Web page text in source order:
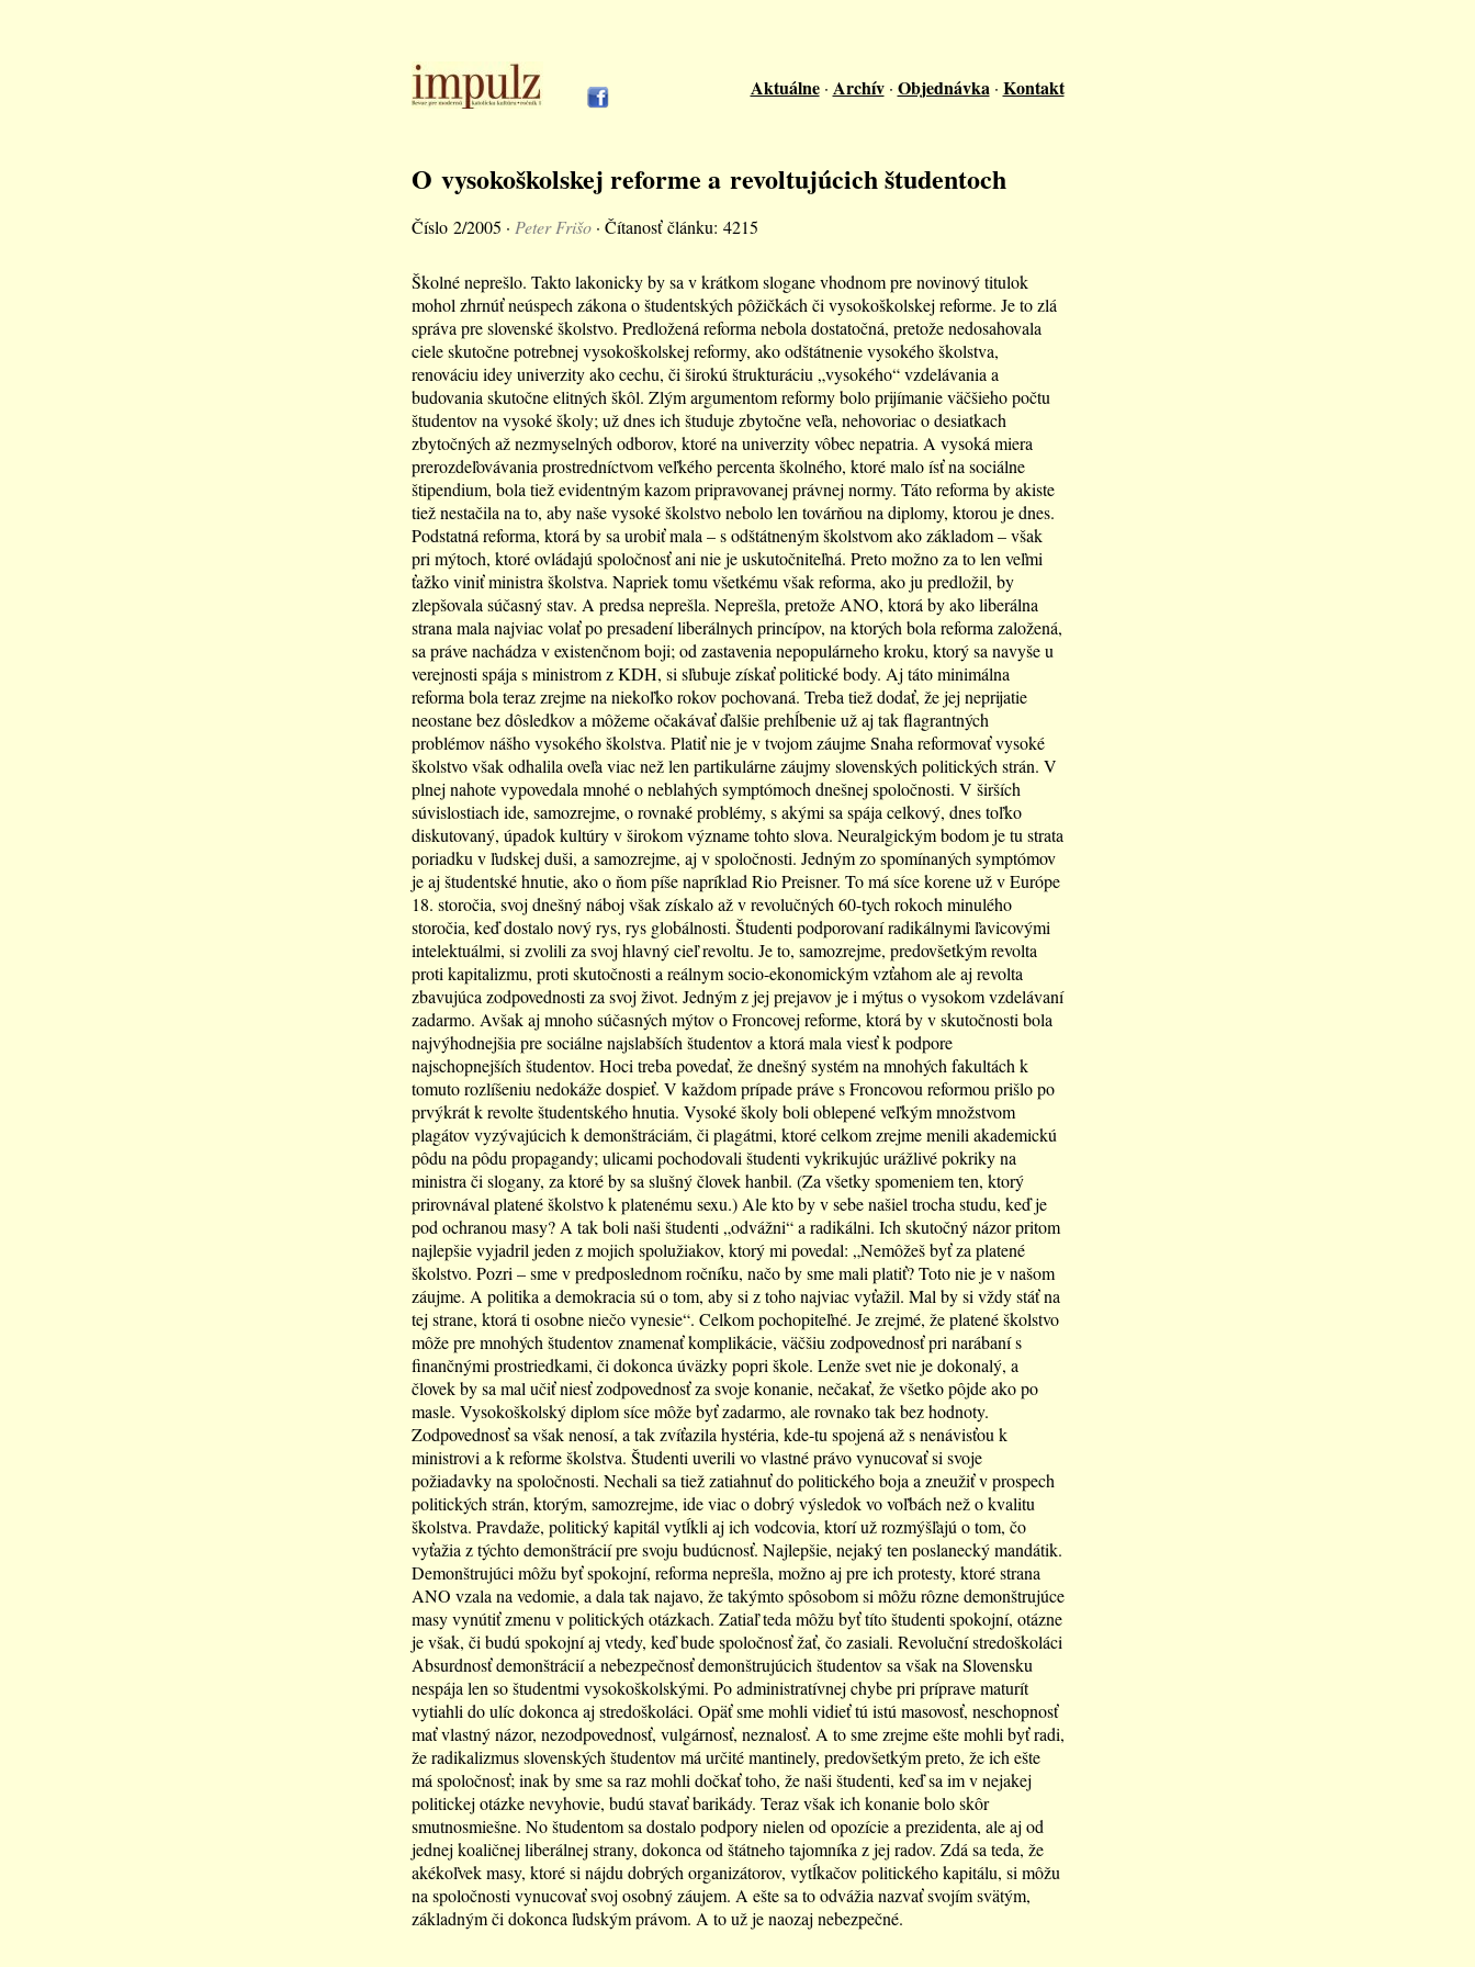
Aktuálne· Archív· Objednávka · Kontakt
O vysokoškolskej reforme a revoltujúcich študentoch
Číslo 2/2005 · Peter Frišo· Čítanosť článku: 4215
Školné neprešlo. Takto lakonicky by sa v krátkom slogane vhodnom pre novinový titulok
mohol zhrnúť neúspech zákona o študentských pôžičkách či vysokoškolskej reforme. Je to zlá
správa pre slovenské školstvo. Predložená reforma nebola dostatočná, pretože nedosahovala
ciele skutočne potrebnej vysokoškolskej reformy, ako odštátnenie vysokého školstva,
renováciu idey univerzity ako cechu, či širokú štrukturáciu „vysokého“ vzdelávania a
budovania skutočne elitných škôl. Zlým argumentom reformy bolo prijímanie väčšieho počtu
študentov na vysoké školy; už dnes ich študuje zbytočne veľa, nehovoriac o desiatkach
zbytočných až nezmyselných odborov, ktoré na univerzity vôbec nepatria. A vysoká miera
prerozdeľovávania prostredníctvom veľkého percenta školného, ktoré malo ísť na sociálne
štipendium, bola tiež evidentným kazom pripravovanej právnej normy. Táto reforma by akiste
tiež nestačila na to, aby naše vysoké školstvo nebolo len továrňou na diplomy, ktorou je dnes.
Podstatná reforma, ktorá by sa urobiť mala – s odštátneným školstvom ako základom – však
pri mýtoch, ktoré ovládajú spoločnosť ani nie je uskutočniteľná. Preto možno za to len veľmi
ťažko viniť ministra školstva. Napriek tomu všetkému však reforma, ako ju predložil, by
zlepšovala súčasný stav. A predsa neprešla. Neprešla, pretože ANO, ktorá by ako liberálna
strana mala najviac volať po presadení liberálnych princípov, na ktorých bola reforma založená,
sa práve nachádza v existenčnom boji; od zastavenia nepopulárneho kroku, ktorý sa navyše u
verejnosti spája s ministrom z KDH, si sľubuje získať politické body. Aj táto minimálna
reforma bola teraz zrejme na niekoľko rokov pochovaná. Treba tiež dodať, že jej neprijatie
neostane bez dôsledkov a môžeme očakávať ďalšie prehĺbenie už aj tak flagrantných
problémov nášho vysokého školstva. Platiť nie je v tvojom záujme Snaha reformovať vysoké
školstvo však odhalila oveľa viac než len partikulárne záujmy slovenských politických strán. V
plnej nahote vypovedala mnohé o neblahých symptómoch dnešnej spoločnosti. V širších
súvislostiach ide, samozrejme, o rovnaké problémy, s akými sa spája celkový, dnes toľko
diskutovaný, úpadok kultúry v širokom význame tohto slova. Neuralgickým bodom je tu strata
poriadku v ľudskej duši, a samozrejme, aj v spoločnosti. Jedným zo spomínaných symptómov
je aj študentské hnutie, ako o ňom píše napríklad Rio Preisner. To má síce korene už v Európe
18. storočia, svoj dnešný náboj však získalo až v revolučných 60-tych rokoch minulého
storočia, keď dostalo nový rys, rys globálnosti. Študenti podporovaní radikálnymi ľavicovými
intelektuálmi, si zvolili za svoj hlavný cieľ revoltu. Je to, samozrejme, predovšetkým revolta
proti kapitalizmu, proti skutočnosti a reálnym socio-ekonomickým vzťahom ale aj revolta
zbavujúca zodpovednosti za svoj život. Jedným z jej prejavov je i mýtus o vysokom vzdelávaní
zadarmo. Avšak aj mnoho súčasných mýtov o Froncovej reforme, ktorá by v skutočnosti bola
najvýhodnejšia pre sociálne najslabších študentov a ktorá mala viesť k podpore
najschopnejších študentov. Hoci treba povedať, že dnešný systém na mnohých fakultách k
tomuto rozlíšeniu nedokáže dospieť. V každom prípade práve s Froncovou reformou prišlo po
prvýkrát k revolte študentského hnutia. Vysoké školy boli oblepené veľkým množstvom
plagátov vyzývajúcich k demonštráciám, či plagátmi, ktoré celkom zrejme menili akademickú
pôdu na pôdu propagandy; ulicami pochodovali študenti vykrikujúc urážlivé pokriky na
ministra či slogany, za ktoré by sa slušný človek hanbil. (Za všetky spomeniem ten, ktorý
prirovnával platené školstvo k platenému sexu.) Ale kto by v sebe našiel trocha studu, keď je
pod ochranou masy? A tak boli naši študenti „odvážni“ a radikálni. Ich skutočný názor pritom
najlepšie vyjadril jeden z mojich spolužiakov, ktorý mi povedal: „Nemôžeš byť za platené
školstvo. Pozri – sme v predposlednom ročníku, načo by sme mali platiť? Toto nie je v našom
záujme. A politika a demokracia sú o tom, aby si z toho najviac vyťažil. Mal by si vždy stáť na
tej strane, ktorá ti osobne niečo vynesie“. Celkom pochopiteľné. Je zrejmé, že platené školstvo
môže pre mnohých študentov znamenať komplikácie, väčšiu zodpovednosť pri narábaní s
finančnými prostriedkami, či dokonca úväzky popri škole. Lenže svet nie je dokonalý, a
človek by sa mal učiť niesť zodpovednosť za svoje konanie, nečakať, že všetko pôjde ako po
masle. Vysokoškolský diplom síce môže byť zadarmo, ale rovnako tak bez hodnoty.
Zodpovednosť sa však nenosí, a tak zvíťazila hystéria, kde-tu spojená až s nenávisťou k
ministrovi a k reforme školstva. Študenti uverili vo vlastné právo vynucovať si svoje
požiadavky na spoločnosti. Nechali sa tiež zatiahnuť do politického boja a zneužiť v prospech
politických strán, ktorým, samozrejme, ide viac o dobrý výsledok vo voľbách než o kvalitu
školstva. Pravdaže, politický kapitál vytĺkli aj ich vodcovia, ktorí už rozmýšľajú o tom, čo
vyťažia z týchto demonštrácií pre svoju budúcnosť. Najlepšie, nejaký ten poslanecký mandátik.
Demonštrujúci môžu byť spokojní, reforma neprešla, možno aj pre ich protesty, ktoré strana
ANO vzala na vedomie, a dala tak najavo, že takýmto spôsobom si môžu rôzne demonštrujúce
masy vynútiť zmenu v politických otázkach. Zatiaľ teda môžu byť títo študenti spokojní, otázne
je však, či budú spokojní aj vtedy, keď bude spoločnosť žať, čo zasiali. Revoluční stredoškoláci
Absurdnosť demonštrácií a nebezpečnosť demonštrujúcich študentov sa však na Slovensku
nespája len so študentmi vysokoškolskými. Po administratívnej chybe pri príprave maturít
vytiahli do ulíc dokonca aj stredoškoláci. Opäť sme mohli vidieť tú istú masovosť, neschopnosť
mať vlastný názor, nezodpovednosť, vulgárnosť, neznalosť. A to sme zrejme ešte mohli byť radi,
že radikalizmus slovenských študentov má určité mantinely, predovšetkým preto, že ich ešte
má spoločnosť; inak by sme sa raz mohli dočkať toho, že naši študenti, keď sa im v nejakej
politickej otázke nevyhovie, budú stavať barikády. Teraz však ich konanie bolo skôr
smutnosmiešne. No študentom sa dostalo podpory nielen od opozície a prezidenta, ale aj od
jednej koaličnej liberálnej strany, dokonca od štátneho tajomníka z jej radov. Zdá sa teda, že
akékoľvek masy, ktoré si nájdu dobrých organizátorov, vytĺkačov politického kapitálu, si môžu
na spoločnosti vynucovať svoj osobný záujem. A ešte sa to odvážia nazvať svojím svätým,
základným či dokonca ľudským právom. A to už je naozaj nebezpečné.